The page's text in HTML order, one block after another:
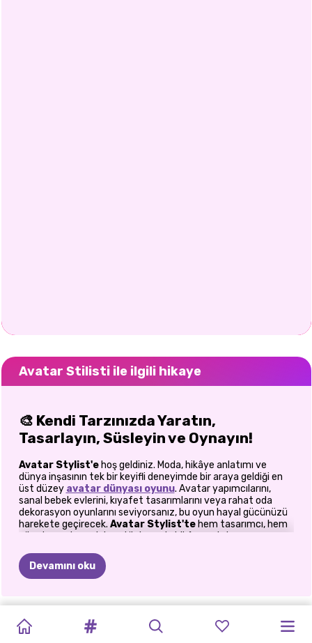
Avatar Stilisti ile ilgili hikaye
🎨 Kendi Tarzınızda Yaratın,
Tasarlayın, Süsleyin ve Oynayın!
Avatar Stylist'ehoş geldiniz. Moda, hikâye anlatımı ve
dünya inşasının tek bir keyifli deneyimde bir araya geldiği en
üst düzey avatar dünyası oyunu. Avatar yapımcılarını,
sanal bebek evlerini, kıyafet tasarımlarını veya rahat oda
dekorasyon oyunlarını seviyorsanız, bu oyun hayal gücünüzü
harekete geçirecek.Avatar Stylist'tehem tasarımcı, hem
yönetmen, hem dekoratör hem de hikâye anlatıcısısınız...
kendine özgü bir ruh haline, renklere, karakterlere ve
büyüleyici sürprizlere sahip benzersiz mekanlarla dolu canlı bir
karakterlerle eğlenceli sahneler yaratın, sizi her zaman
heyecan verici bir şeyler bekliyor.
Devamını oku
DÜNYASI
ÇIFTI:
QUEENKA
AVATAR:
DÜNYA
AVATAR
WORLD
DÜNYASI
SOĞUK
MEVSIM